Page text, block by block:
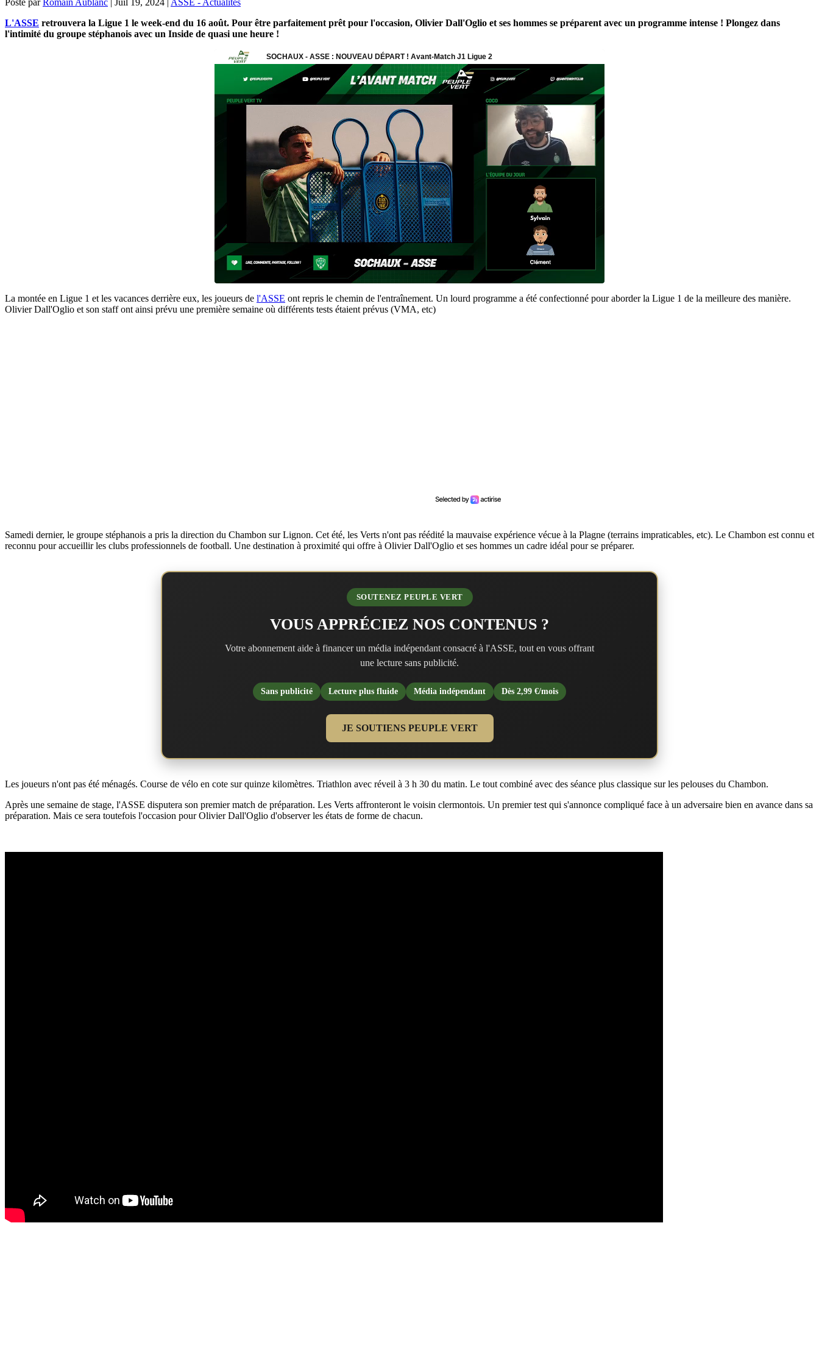
L'ASSE retrouvera la Ligue 1 le week-end du 16 août. Pour être parfaitement prêt pour l'occasion, Olivier Dall'Oglio et ses hommes se préparent avec un programme intense ! Plongez dans
l'intimité du groupe stéphanois avec un Inside de quasi une heure !
La montée en Ligue 1 et les vacances derrière eux, les joueurs de l'ASSE ont repris le chemin de l'entraînement. Un lourd programme a été confectionné pour aborder la Ligue 1 de la meilleure des manière.
Olivier Dall'Oglio et son staff ont ainsi prévu une première semaine où différents tests étaient prévus (VMA, etc)
Samedi dernier, le groupe stéphanois a pris la direction du Chambon sur Lignon. Cet été, les Verts n'ont pas réédité la mauvaise expérience vécue à la Plagne (terrains impraticables, etc). Le Chambon est connu et
reconnu pour accueillir les clubs professionnels de football. Une destination à proximité qui offre à Olivier Dall'Oglio et ses hommes un cadre idéal pour se préparer.
SOUTENEZ PEUPLE VERT
VOUS APPRÉCIEZ NOS CONTENUS ?
Votre abonnement aide à financer un média indépendant consacré à l'ASSE, tout en vous offrant
une lecture sans publicité.
Sans publicité Lecture plus fluide Média indépendant Dès 2,99 €/mois
JE SOUTIENS PEUPLE VERT
Les joueurs n'ont pas été ménagés. Course de vélo en cote sur quinze kilomètres. Triathlon avec réveil à 3 h 30 du matin. Le tout combiné avec des séance plus classique sur les pelouses du Chambon.
Après une semaine de stage, l'ASSE disputera son premier match de préparation. Les Verts affronteront le voisin clermontois. Un premier test qui s'annonce compliqué face à un adversaire bien en avance dans sa
préparation. Mais ce sera toutefois l'occasion pour Olivier Dall'Oglio d'observer les états de forme de chacun.